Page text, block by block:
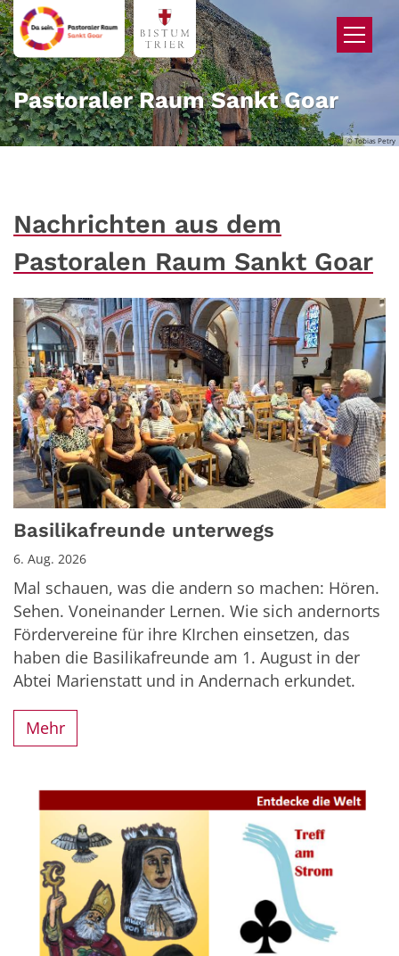
Zum Inhalt springen
© Tobias Petry
Pastoraler Raum Sankt Goar
Nachrichten aus dem
Pastoralen Raum Sankt Goar
Basilikafreunde unterwegs
6. Aug. 2026
Mal schauen, was die andern so machen: Hören.
Sehen. Voneinander Lernen. Wie sich andernorts
Fördervereine für ihre KIrchen einsetzen, das
haben die Basilikafreunde am 1. August in der
Abtei Marienstatt und in Andernach erkundet.
Mehr